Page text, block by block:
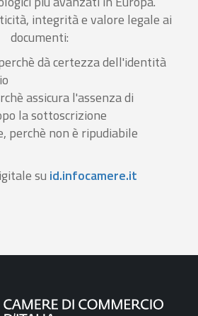
integrità e valore legale ai
documenti:
dà certezza dell'identità
assicura l'assenza di
la sottoscrizione
perchè non è ripudiabile
su id.infocamere.it